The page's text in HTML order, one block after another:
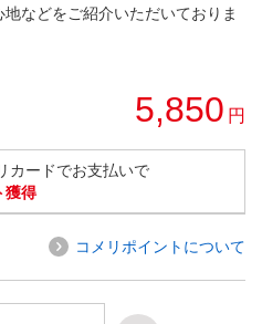
などをご紹介いただいておりま
5,850 円
カードでお支払いで
獲得
コメリポイントについて